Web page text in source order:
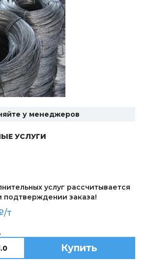
у менеджеров
УСЛУГИ
услуг рассчитывается
заказа!
/т
Купить